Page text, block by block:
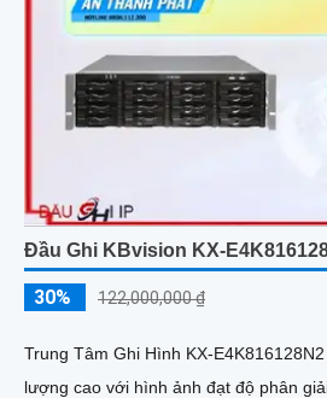
Đầu Ghi KBvision KX-
30% 122,000,000 ₫
Trung Tâm Ghi Hình KX-
lượng cao với hình ảnh đạt độ phân